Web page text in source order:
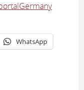
WhatsApp